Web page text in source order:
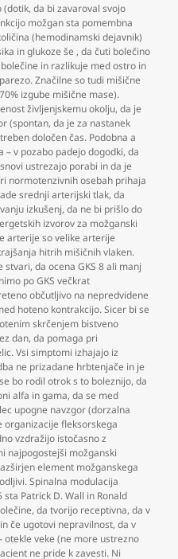
(dotik,da bi zavaroval svojo
možgan sta pomembna
(hemodinamski dejavnik)
in glukoze še ,da čuti bolečino
in razlikuje med ostro in
Značilne so tudi mišične
izgube mišične mase).
življenjskemu okolju,da je
(spontan,da je za nastanek
določen čas. Podobna a
v pozabo padejo dogodki,da
ustrezajo porabi in da je
normotenzivnih osebah prihaja
srednji arterijski tlak,da
izkušenj,da ne bi prišlo do
izvorov za možganski
arterije so velike arterije
hitrih mišičnih vlaken.
stvari,da ocena GKS 8 ali manj
po GKS večkrat
občutljivo na nepredvidene
hoteno kontrakcijo. Sicer bi se
skrčenjem bistveno
dan,da pomaga pri
Vsi simptomi izhajajo iz
ne prizadane hrbtenjače in je
bo rodil otrok s to boleznijo,da
alfa in gama,da se med
upogne navzgor (dorzalna
organizacije fleksorskega
vzdražijo istočasno z
najpogostejši možganski
element možganskega
Spinalna modulacija
Patrick D. Wall in Ronald
,da tvorijo receptivna,da v
če ugotovi nepravilnost,da v
otekle veke (ne more ustrezno
ne pride k zavesti. Ni